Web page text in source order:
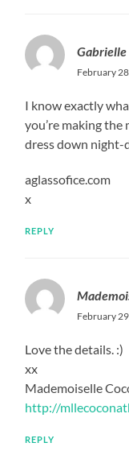
Gabrielle
February
I know exactly
you’re making
dress down night-
aglassofice.com
x
REPLY
February
Love the details. :)
xx
Mademoiselle
http://
REPLY